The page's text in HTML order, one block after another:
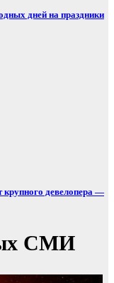
дней на праздники
крупного девелопера —